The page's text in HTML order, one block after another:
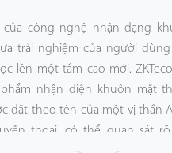
công nghệ nhận dạng
trải nghiệm của người
lên một tầm cao mới.
nhận diện khuôn mặt
đặt theo tên của một vị thần
thoại, có thể quan sát